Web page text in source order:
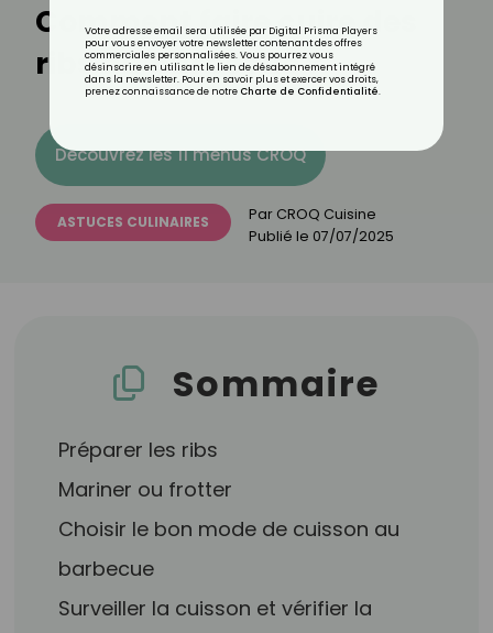
Comment faire cuire des
ribs au barbecue ?
Découvrez les 11 menus CROQ
ASTUCES CULINAIRES Par CROQ Cuisine
Publié le 07/07/2025
Sommaire
Préparer les ribs
Mariner ou frotter
Choisir le bon mode de cuisson au
barbecue
Surveiller la cuisson et vérifier la
Votre adresse email sera utilisée par Digital Prisma Players
pour vous envoyer votre newsletter contenant des offres
commerciales personnalisées. Vous pourrez vous
désinscrire en utilisant le lien de désabonnement intégré
dans la newsletter. Pour en savoir plus et exercer vos droits,
prenez connaissance de notre Charte de Confidentialité.